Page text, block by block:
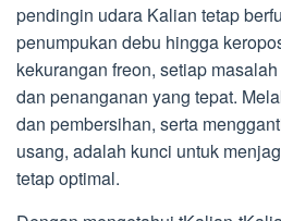
pendingin udara Kalian tetap
penumpukan debu hingga
kekurangan freon, setiap
dan penanganan yang tepat.
dan pembersihan, serta
usang, adalah kunci untuk
tetap optimal.